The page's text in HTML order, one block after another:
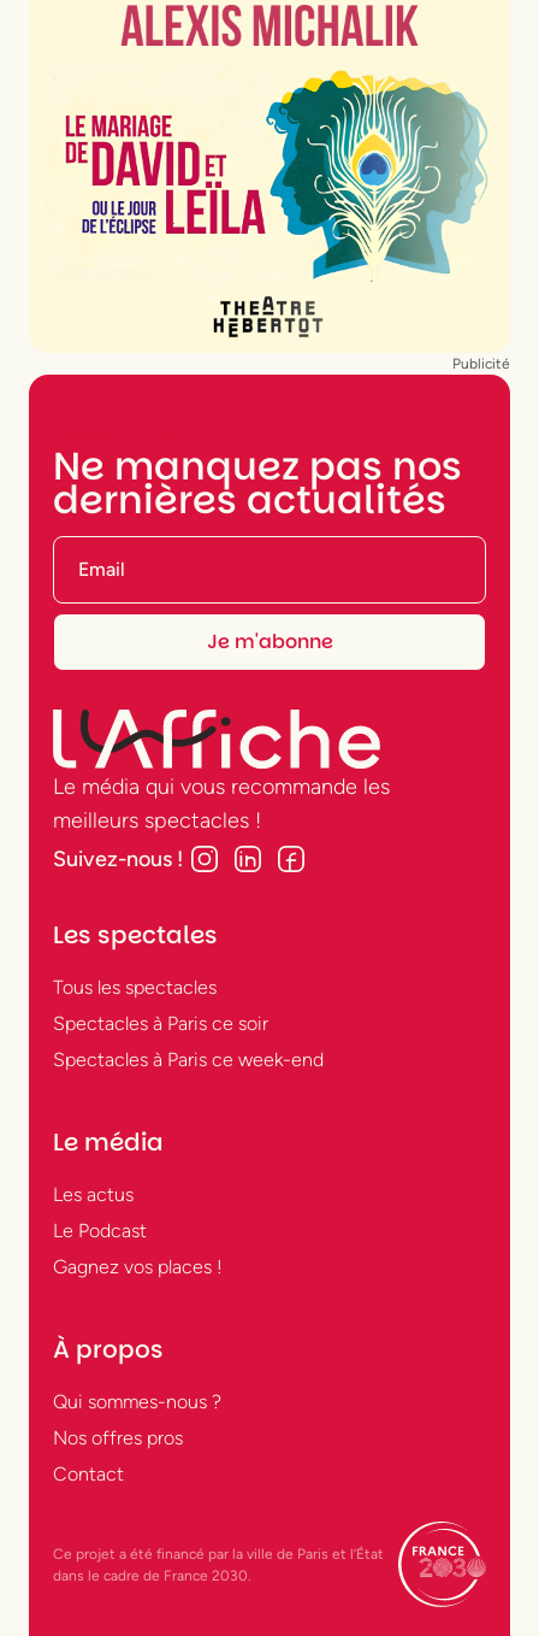
Publicité
Ne manquez pas nos
dernières actualités
Le média qui vous recommande les
meilleurs spectacles !
Suivez-nous !
Les spectales
Tous les spectacles
Spectacles à Paris ce soir
Spectacles à Paris ce week-end
Le média
Les actus
Le Podcast
Gagnez vos places !
À propos
Qui sommes-nous ?
Nos offres pros
Contact
Ce projet a été financé par la ville de Paris et l’État
dans le cadre de France 2030.